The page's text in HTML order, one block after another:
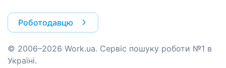
Роботодавцю
© 2006–2026 Work.ua. Сервіс пошуку роботи №1 в
Україні.